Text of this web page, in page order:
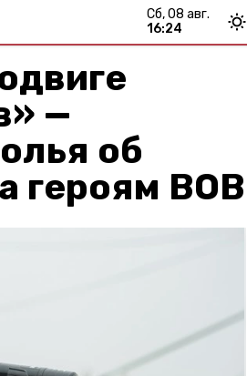
сб, 08 авг.
16:24
—
об
героям ВОВ